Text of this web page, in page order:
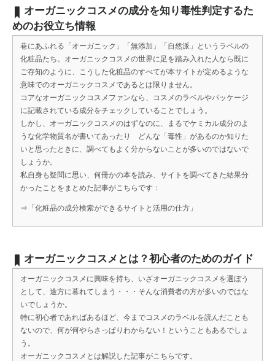
オーガニックコスメの成分を知り毒性判定するた
めのお役立ち情報
巷にあふれる「オーガニック」「無添加」「自然派」というラベルの
化粧品たち。オーガニックコスメの世界に足を踏み入れた人なら既に
ご存知のように、こうした化粧品のすべてが本サイトが定めるような
意味でのオーガニックコスメであるとは限りません。
コアなオーガニックコスメファンなら、コスメのラベルやパッケージ
に記載されている成分をチェックしていることでしょう。
しかし、オーガニックコスメのはずなのに、まるでケミカル成分のよ
うな化学物質名が書いてあったり どんな「毒性」があるのか知りた
いと思ったときに、調べてもよく分からないことが多いのではないで
しょうか。
私自身も疑問に思い、何冊かの本を読み、サイトを調べてきた結果分
かったことをまとめた記事がこちらです：
⇒ 「化粧品の成分検索ができるサイトと活用の仕方」
オーガニックコスメとは？初心者のためのガイド
オーガニックコスメに興味を持ち、いざオーガニックコスメを選ぼう
として、途方に暮れてしまう・・・そんな消費者の方が多いのではな
いでしょうか。
特に初心者であればあるほど、今までコスメのラベルを読んだことも
ないので、何が何やらさっぱりわからない！ということもあるでしょ
う。
オーガニックコスメとは解説した記事がこちらです。